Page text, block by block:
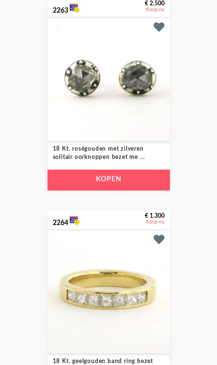
2263
€ 2.500
Koop nu
18 Kt. roségouden met zilveren
solitair oorknoppen bezet me ...
KOPEN
2264
€ 1.300
Koop nu
18 Kt. geelgouden band ring bezet